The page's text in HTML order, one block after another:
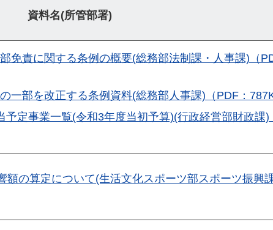
資料名(所管部署)
免責に関する条例の概要(総務部法制課・人事課)（
一部を改正する条例資料(総務部人事課)（PDF：
予定事業一覧(令和3年度当初予算)(行政経営部財政課)
額の算定について(生活文化スポーツ部スポーツ振興